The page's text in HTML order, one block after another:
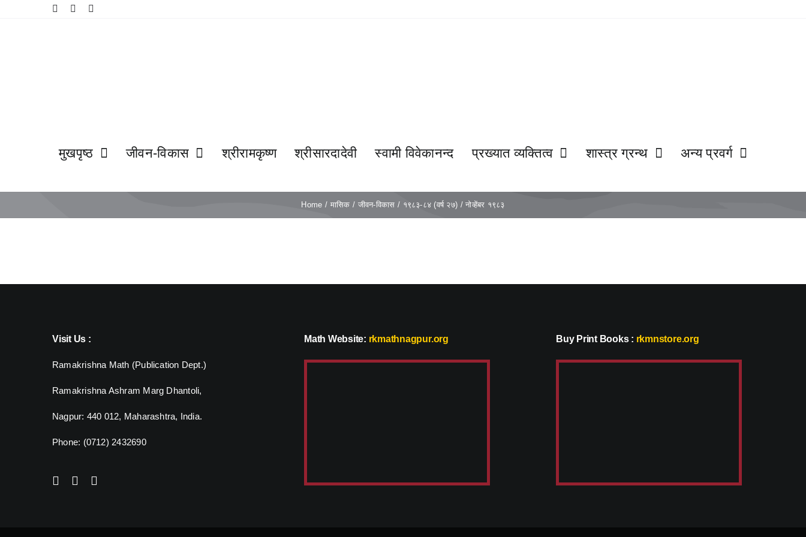
मुखपृष्ठ जीवन-विकास श्रीरामकृष्ण श्रीसारदादेवी स्वामी विवेकानन्द प्रख्यात व्यक्तित्व शास्त्र ग्रन्थ अन्य प्रवर्ग
Home मासिक जीवन-विकास १९८३-८४ (वर्ष २७) नोव्हेंबर १९८३
Visit Us :
Ramakrishna Math (Publication Dept.)
Ramakrishna Ashram Marg Dhantoli,
Nagpur: 440 012, Maharashtra, India.
Phone: (0712) 2432690
Math Website: rkmathnagpur.org Buy Print Books: rkmnstore.org